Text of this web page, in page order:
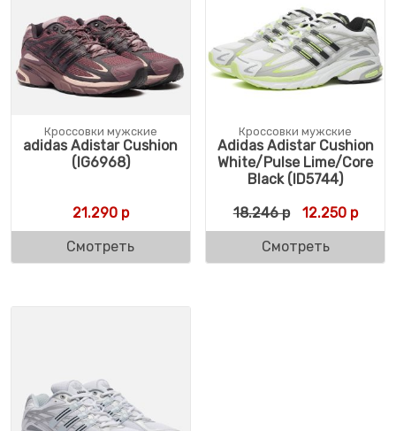
Кроссовки мужские
adidas Adistar Cushion
(IG6968)
21.290р
Смотреть
Кроссовки мужские
Adidas Adistar Cushion
White/Pulse Lime/Core
Black (ID5744)
18.246р 12.250р
Смотреть